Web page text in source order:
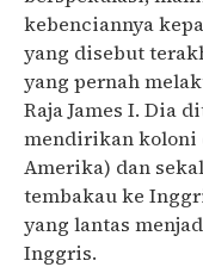
kebenciannya
yang disebut
yang pernah
Raja James I. Dia
mendirikan
Amerika) dan
tembakau ke
yang lantas
Inggris.